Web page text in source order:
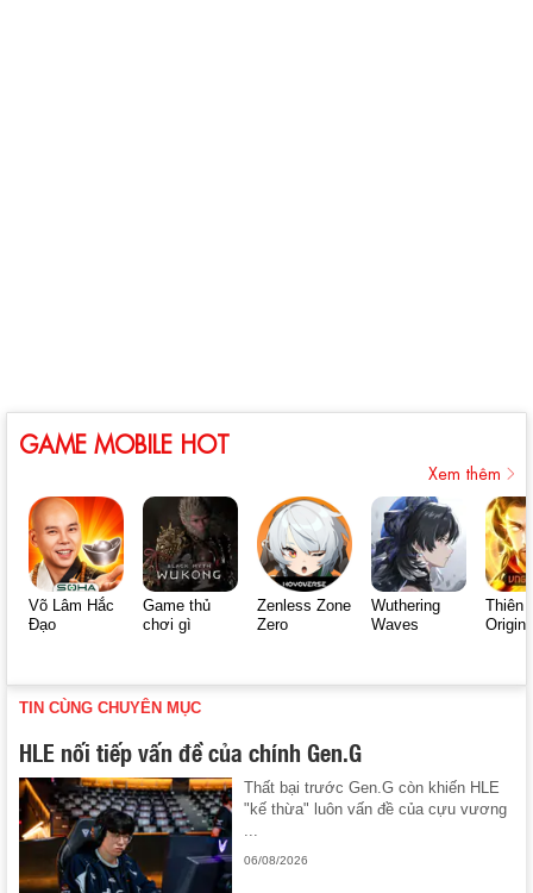
GAME MOBILE HOT
Xem thêm
Võ Lâm Hắc
Đạo
Game thủ
chơi gì
Zenless Zone
Zero
Wuthering
Waves
Thiên
Origin
TIN CÙNG CHUYÊN MỤC
HLE nối tiếp vấn đề của chính Gen.G
Thất bại trước Gen.G còn khiến HLE
"kế thừa" luôn vấn đề của cựu vương
06/08/2026